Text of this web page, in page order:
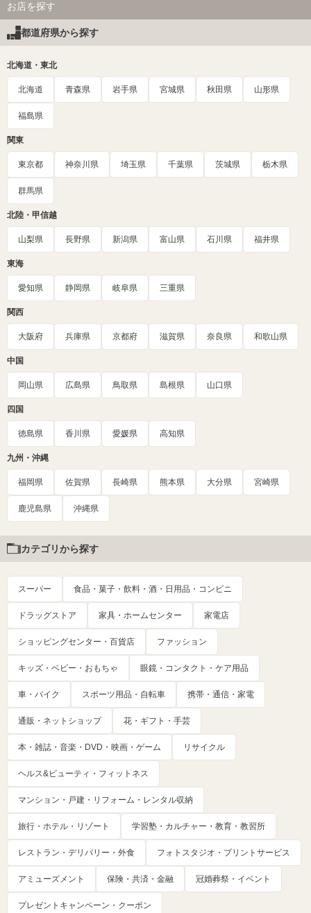
お店を探す
都道府県から探す
北海道・東北
北海道 青森県 岩手県 宮城県 秋田県 山形県
福島県
関東
東京都 神奈川県 埼玉県 千葉県 茨城県 栃木県
群馬県
北陸・甲信越
山梨県 長野県 新潟県 富山県 石川県 福井県
東海
愛知県 静岡県 岐阜県 三重県
関西
大阪府 兵庫県 京都府 滋賀県 奈良県 和歌山県
中国
岡山県 広島県 鳥取県 島根県 山口県
四国
徳島県 香川県 愛媛県 高知県
九州・沖縄
福岡県 佐賀県 長崎県 熊本県 大分県 宮崎県
鹿児島県 沖縄県
カテゴリから探す
スーパー 食品・菓子・飲料・酒・日用品・コンビニ
ドラッグストア 家具・ホームセンター 家電店
ショッピングセンター・百貨店 ファッション
キッズ・ベビー・おもちゃ 眼鏡・コンタクト・ケア用品
車・バイク スポーツ用品・自転車 携帯・通信・家電
通販・ネットショップ 花・ギフト・手芸
本・雑誌・音楽・DVD・映画・ゲーム リサイクル
ヘルス&ビューティ・フィットネス
マンション・戸建・リフォーム・レンタル収納
旅行・ホテル・リゾート 学習塾・カルチャー・教育・教習所
レストラン・デリバリー・外食 フォトスタジオ・プリントサービス
アミューズメント 保険・共済・金融 冠婚葬祭・イベント
プレゼントキャンペーン・クーポン